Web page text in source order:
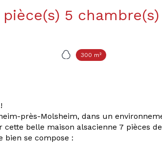
300 m²
près-Molsheim, dans un
belle maison alsacienne 7 pièces de
bien se compose :